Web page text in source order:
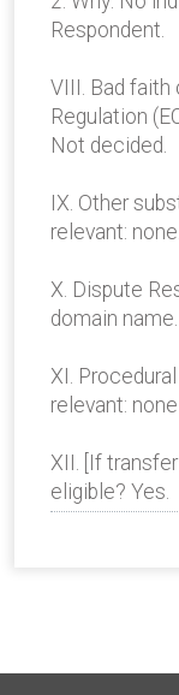
Respondent.
VIII. Bad faith
Regulation
Not decided.
IX. Other
relevant: none.
X. Dispute
domain name.
XI.
relevant: none
XII. [If
eligible? Yes.